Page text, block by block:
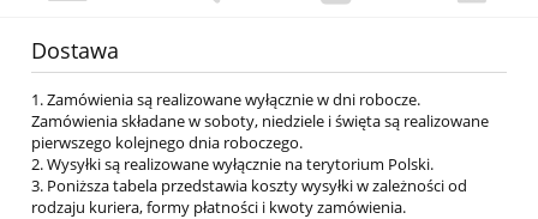
Dostawa
1. Zamówienia są realizowane wyłącznie w dni robocze.
Zamówienia składane w soboty, niedziele i święta są realizowane
pierwszego kolejnego dnia roboczego.
2. Wysyłki są realizowane wyłącznie na terytorium Polski.
3. Poniższa tabela przedstawia koszty wysyłki w zależności od
rodzaju kuriera, formy płatności i kwoty zamówienia.